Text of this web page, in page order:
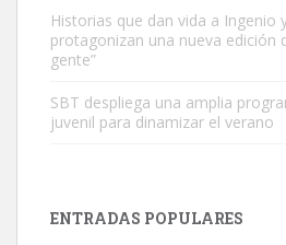
Adopción urgente
Busco adopción responsable para mi
hembra, 4 años. Por motivos personales ...
Historias que dan vida a Ingenio
protagonizan una nueva edición
gente”
SBT despliega una amplia
juvenil para dinamizar el verano
ENTRADAS POPULARES